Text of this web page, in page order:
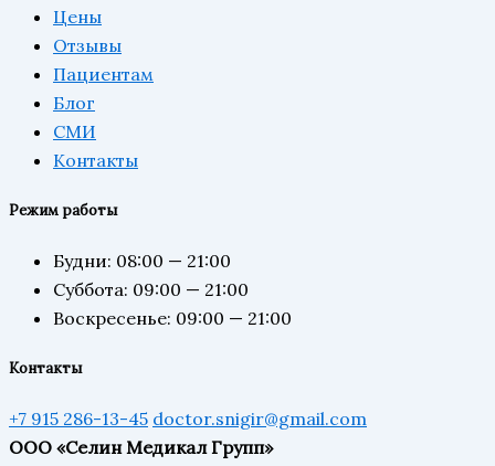
Цены
Отзывы
Пациентам
Блог
СМИ
Контакты
Режим работы
Будни: 08:00 — 21:00
Суббота: 09:00 — 21:00
Воскресенье: 09:00 — 21:00
Контакты
+7 915 286-13-45 doctor.snigir@gmail.com
ООО «Селин Медикал Групп»